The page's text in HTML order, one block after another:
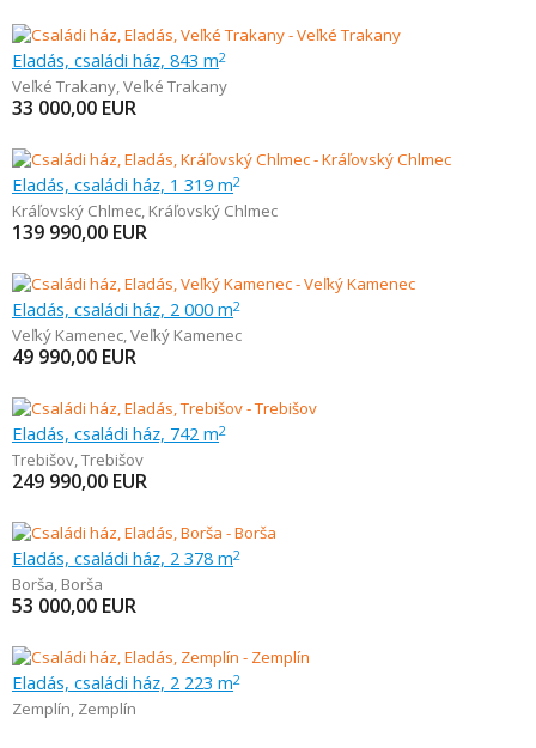
Eladás, családi ház, 843 m2
Veľké Trakany,Veľké Trakany
33 000,00 EUR
Eladás, családi ház, 1 319 m2
Kráľovský Chlmec, Kráľovský Chlmec
139 990,00 EUR
Eladás, családi ház, 2 000 m2
Veľký Kamenec,Veľký Kamenec
49 990,00 EUR
Eladás, családi ház, 742 m2
Trebišov,Trebišov
249 990,00 EUR
Eladás, családi ház, 2 378 m2
Borša, Borša
53 000,00 EUR
Eladás, családi ház, 2 223 m2
Zemplín, Zemplín